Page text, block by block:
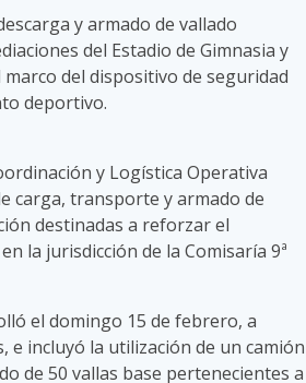
y armado de vallado
del Estadio de Gimnasia y
marco del dispositivo de seguridad
deportivo.
y Logística Operativa
carga, transporte y armado de
destinadas a reforzar el
la jurisdicción de la Comisaría 9ª
el domingo 15 de febrero, a
e incluyó la utilización de un camión
de 50 vallas base pertenecientes a